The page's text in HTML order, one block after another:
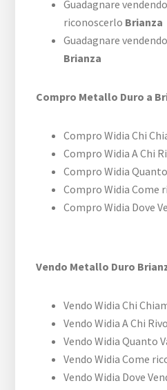
Guadagnare
riconoscerlo Brianza
Guadagnare
Brianza
Compro Metallo Duro a
Compro Widia Chi
Compro Widia A Chi
Compro Widia
Compro Widia Come
Compro Widia Dove
Vendo Metallo Duro
Vendo Widia Chi
Vendo Widia A Chi
Vendo Widia Quanto
Vendo Widia Come
Vendo Widia Dove